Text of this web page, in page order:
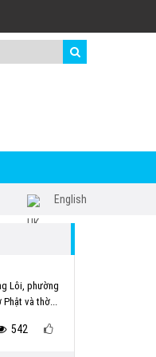
English
Lôi, phường
Phật và thờ...
542